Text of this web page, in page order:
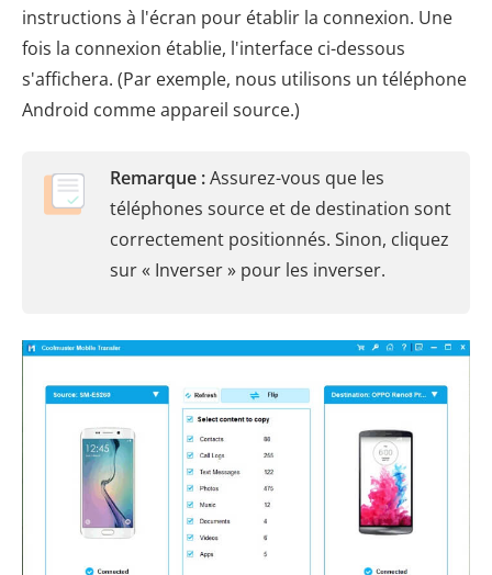
instructions à l'écran pour établir la connexion. Une
fois la connexion établie, l'interface ci-dessous
s'affichera. (Par exemple, nous utilisons un téléphone
Android comme appareil source.)
Remarque :Assurez-vous que les
téléphones source et de destination sont
correctement positionnés. Sinon, cliquez
sur « Inverser » pour les inverser.